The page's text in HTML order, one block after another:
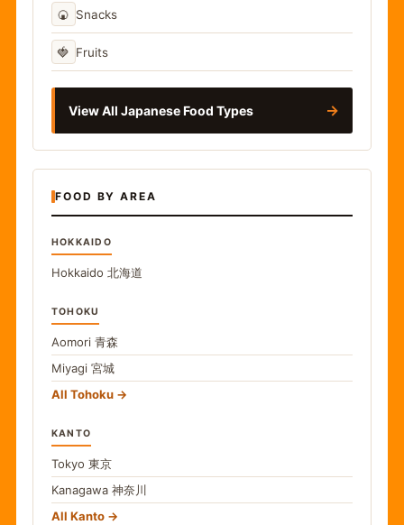
🍘 Snacks
🍓 Fruits
View All Japanese Food Types →
FOOD BY AREA
HOKKAIDO
Hokkaido 北海道
TOHOKU
Aomori 青森
Miyagi 宮城
All Tohoku
KANTO
Tokyo 東京
Kanagawa 神奈川
All Kanto